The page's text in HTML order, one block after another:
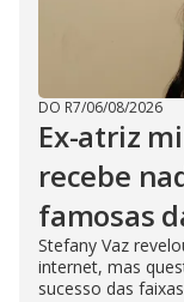
DO R7/06/08/2026
Ex-atriz
recebe
famosas
Stefany Vaz
internet, mas
sucesso das faixas